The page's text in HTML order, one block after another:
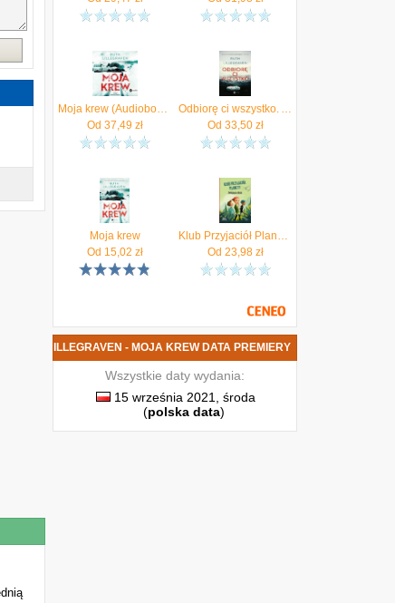
Moja krew (Audiobook)
Od 37,49 zł
Odbiorę ci wszystko. Audiobook (Audiobook)
Od 33,50zł
Moja krew
Od 15,02 zł
Klub Przyjaciół Planety. Znikająca chata Widnokrąg
Od 23,98zł
RUTH LILLEGRAVEN - MOJA KREW DATA PREMIERY
Wszystkie daty wydania:
15 września 2021, środa
(polska data)